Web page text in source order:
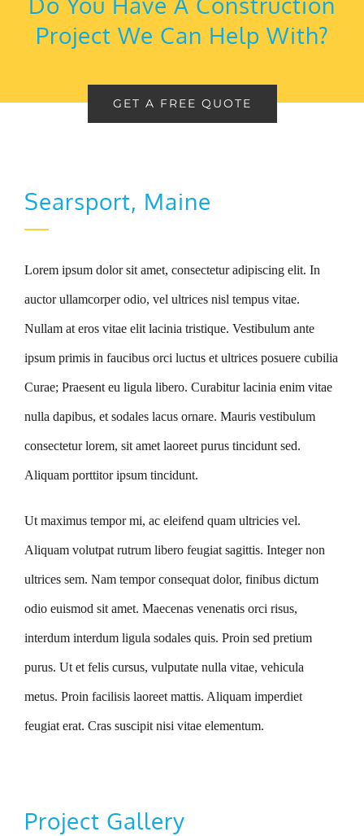
Project We Can Help With?
GET A FREE QUOTE
Searsport, Maine
Lorem ipsum dolor sit amet, consectetur adipiscing elit. In
auctor ullamcorper odio, vel ultrices nisl tempus vitae.
Nullam at eros vitae elit lacinia tristique. Vestibulum ante
ipsum primis in faucibus orci luctus et ultrices posuere cubilia
Curae; Praesent eu ligula libero. Curabitur lacinia enim vitae
nulla dapibus, et sodales lacus ornare. Mauris vestibulum
consectetur lorem, sit amet laoreet purus tincidunt sed.
Aliquam porttitor ipsum tincidunt.
Ut maximus tempor mi, ac eleifend quam ultricies vel.
Aliquam volutpat rutrum libero feugiat sagittis. Integer non
ultrices sem. Nam tempor consequat dolor, finibus dictum
odio euismod sit amet. Maecenas venenatis orci risus,
interdum interdum ligula sodales quis. Proin sed pretium
purus. Ut et felis cursus, vulputate nulla vitae, vehicula
metus. Proin facilisis laoreet mattis. Aliquam imperdiet
feugiat erat. Cras suscipit nisi vitae elementum.
Project Gallery